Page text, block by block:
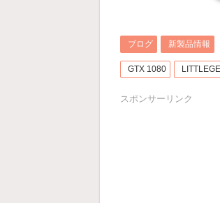
ブログ 新製品情報
GTX 1080
スポンサーリンク